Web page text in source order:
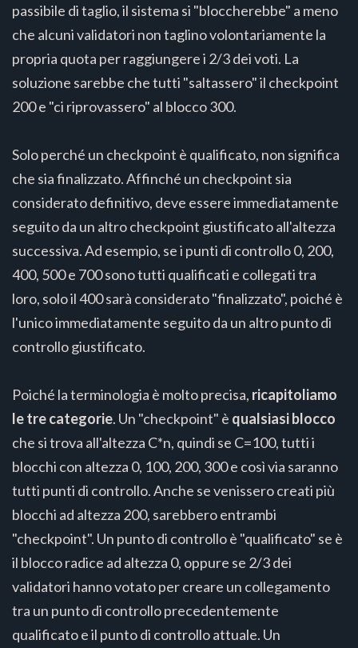
passibile di taglio, il sistema si "bloccherebbe" a meno
che alcuni validatori non taglino volontariamente la
propria quota per raggiungere i 2/3 dei voti. La
soluzione sarebbe che tutti "saltassero" il checkpoint
200 e "ci riprovassero" al blocco 300.
Solo perché un checkpoint è qualificato, non significa
che sia finalizzato. Affinché un checkpoint sia
considerato definitivo, deve essere immediatamente
seguito da un altro checkpoint giustificato all'altezza
successiva. Ad esempio, se i punti di controllo 0, 200,
400, 500 e 700 sono tutti qualificati e collegati tra
loro, solo il 400 sarà considerato "finalizzato", poiché è
l'unico immediatamente seguito da un altro punto di
controllo giustificato.
Poiché la terminologia è molto precisa, ricapitoliamo
le tre categorie. Un "checkpoint" è qualsiasi blocco
che si trova all'altezza C*n, quindi se C=100, tutti i
blocchi con altezza 0, 100, 200, 300 e così via saranno
tutti punti di controllo. Anche se venissero creati più
blocchi ad altezza 200, sarebbero entrambi
"checkpoint". Un punto di controllo è "qualificato" se è
il blocco radice ad altezza 0, oppure se 2/3 dei
validatori hanno votato per creare un collegamento
tra un punto di controllo precedentemente
qualificato e il punto di controllo attuale. Un